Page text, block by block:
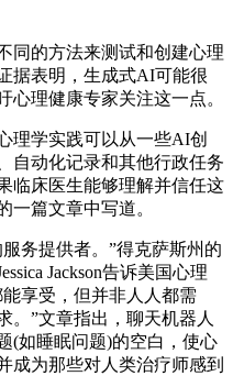
的方法来测试和创建心理
据表明，生成式AI可能很
心理健康专家关注这一点。
学实践可以从一些AI创
自动化记录和其他行政任务
临床医生能够理解并信任这
一篇文章中写道。
务提供者。”得克萨斯州的
Jackson告诉美国心理
享受，但并非人人都需
。”文章指出，聊天机器人
(如睡眠问题)的空白，使心
成为那些对人类治疗师感到